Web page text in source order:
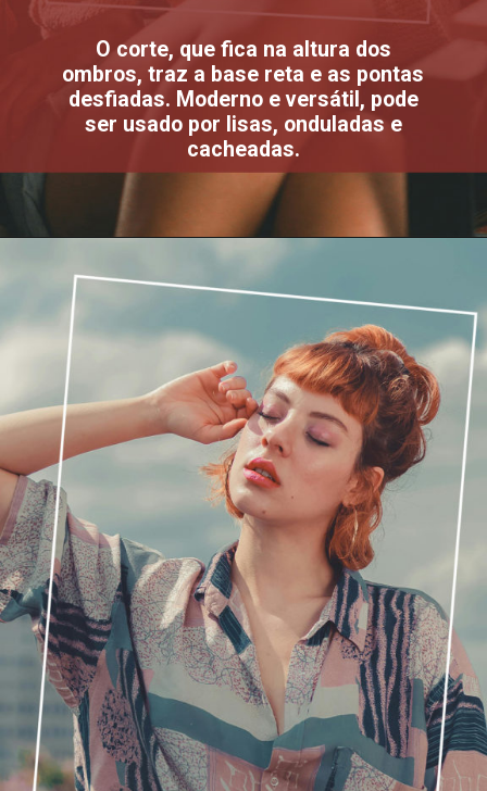
O corte, que fica na altura dos
ombros, traz a base reta e as pontas
desfiadas. Moderno e versátil, pode
ser usado por lisas, onduladas e
cacheadas.